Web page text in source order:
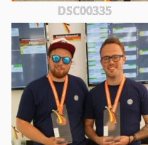
DSC00335